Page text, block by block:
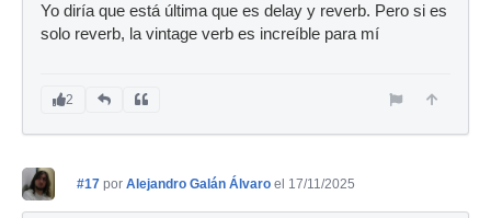
Yo diría que está última que es delay y reverb. Pero si es
solo reverb, la vintage verb es increíble para mí
2
#17 por Alejandro Galán Álvaro el 17/11/2025